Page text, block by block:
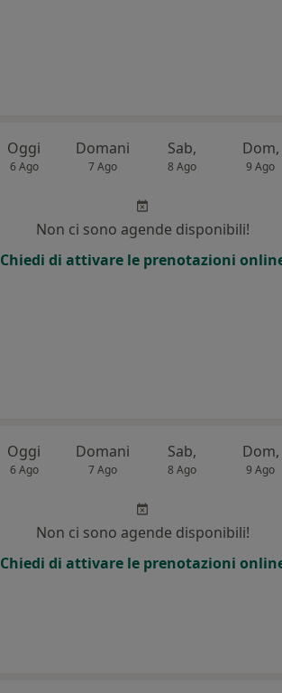
Oggi
6 Ago
Domani
7 Ago
Sab,
8 Ago
Dom,
9 Ago
Non ci sono agende disponibili!
Chiedi di attivare le prenotazioni
Oggi
6 Ago
Domani
7 Ago
Sab,
8 Ago
Dom,
9 Ago
Non ci sono agende disponibili!
Chiedi di attivare le prenotazioni